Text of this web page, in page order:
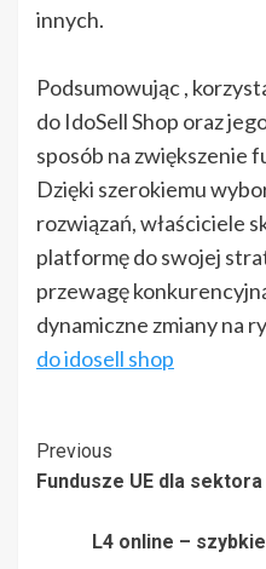
innych.
Podsumowując ,
do IdoSell Shop oraz
sposób na zwiększenie
Dzięki szerokiemu
rozwiązań, właściciele
platformę do swojej
przewagę
dynamiczne zmiany na
do idosell shop
Post
Navigation
Previous
Fundusze UE dla
L4 online –